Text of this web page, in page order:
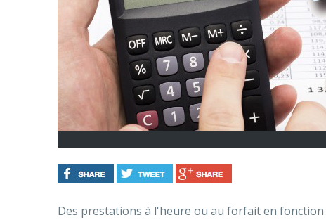
Des prestations à l'heure ou au forfait en